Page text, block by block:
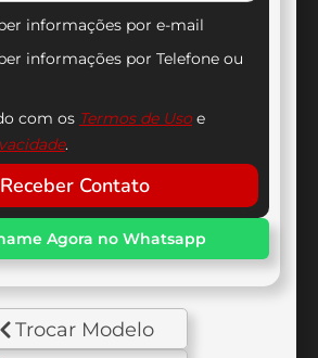
informações por e-mail
informações por Telefone ou
com os Termos de Usoe
.
Receber Contato
Agora no Whatsapp
Trocar Modelo